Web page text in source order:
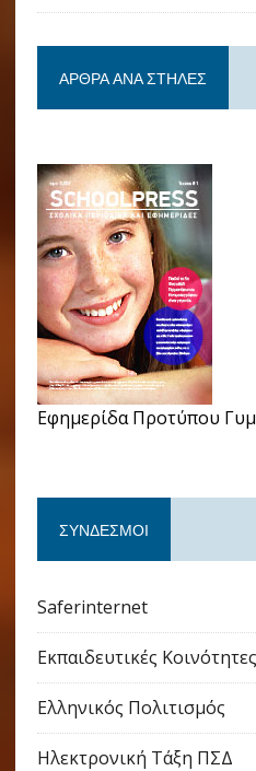
ΆΡΘΡΑ ΑΝΆ ΣΤΉΛΕΣ
Εφημερίδα Προτύπου
ΣΎΝΔΕΣΜΟΙ
Saferinternet
Εκπαιδευτικές
Ελληνικός Πολιτισμός
Ηλεκτρονική Τάξη ΠΣΔ